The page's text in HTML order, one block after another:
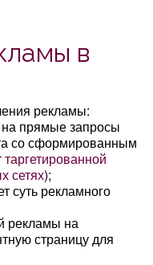
в
рекламы:
на прямые запросы
со сформированным
таргетированной
сетях);
суть рекламного
рекламы на
страницу для